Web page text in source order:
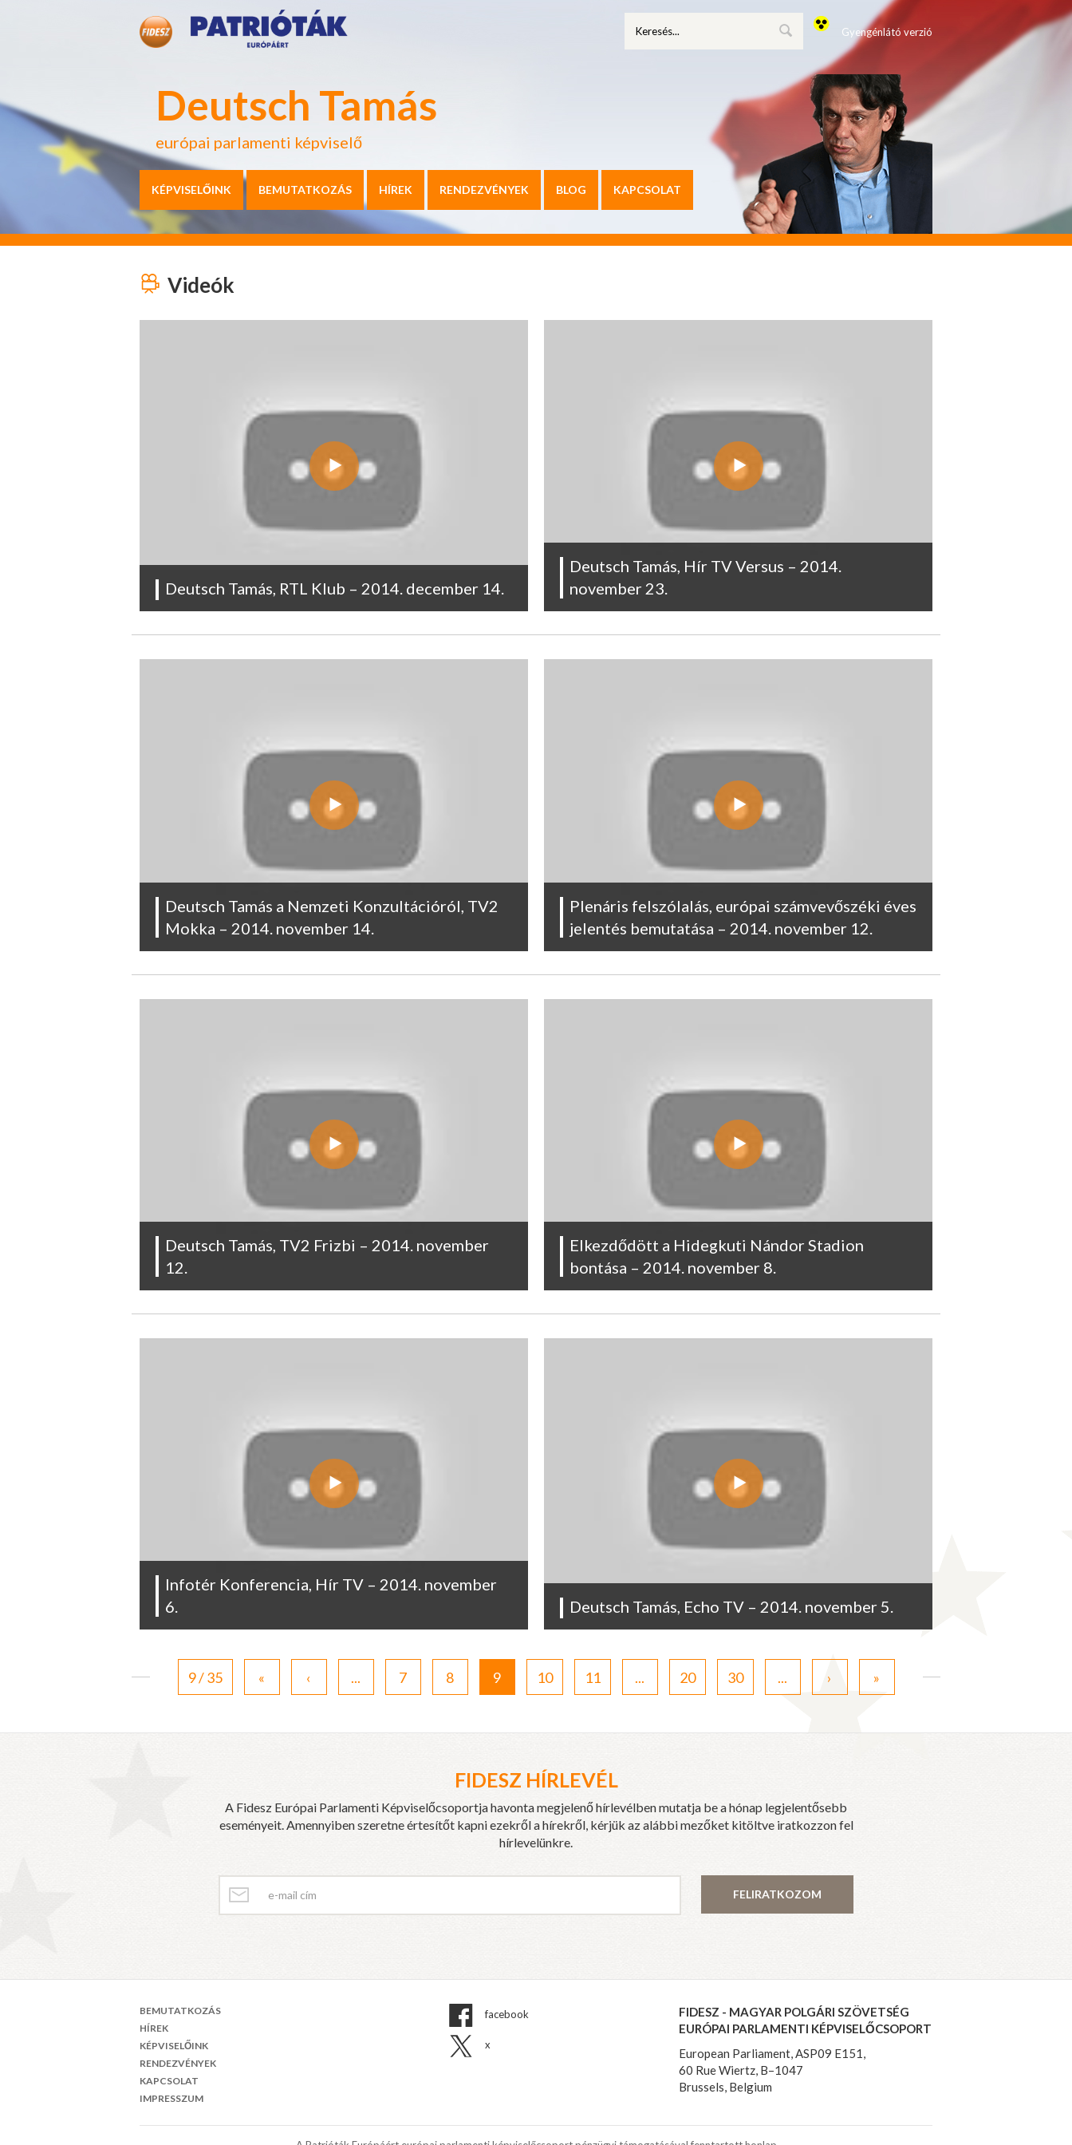
Deutsch Tamás
európai parlamenti képviselő
Gyengénlátó verzió
KÉPVISELŐINK BEMUTATKOZÁS HÍREK RENDEZVÉNYEK BLOG KAPCSOLAT
Videók
Deutsch Tamás, RTL Klub – 2014. december 14.
Deutsch Tamás, Hír TV Versus – 2014.
november 23.
Deutsch Tamás a Nemzeti Konzultációról, TV2
Mokka – 2014. november 14.
Plenáris felszólalás, európai számvevőszéki éves
jelentés bemutatása – 2014. november 12.
Deutsch Tamás, TV2 Frizbi – 2014. november
12.
Elkezdődött a Hidegkuti Nándor Stadion
bontása – 2014. november 8.
Infotér Konferencia, Hír TV – 2014. november
6.
Deutsch Tamás, Echo TV – 2014. november 5.
9 / 35 « ‹ ... 7 8 9 10 11 ... 20 30 ... › »
FIDESZ HÍRLEVÉL
A Fidesz Európai Parlamenti Képviselőcsoportja havonta megjelenő hírlevélben mutatja be a hónap legjelentősebb
eseményeit. Amennyiben szeretne értesítőt kapni ezekről a hírekről, kérjük az alábbi mezőket kitöltve iratkozzon fel
hírlevelünkre.
FELIRATKOZOM
BEMUTATKOZÁS
HÍREK
KÉPVISELŐINK
RENDEZVÉNYEK
KAPCSOLAT
IMPRESSZUM
facebook
x
FIDESZ - MAGYAR POLGÁRI SZÖVETSÉG
EURÓPAI PARLAMENTI KÉPVISELŐCSOPORT
European Parliament, ASP09 E151,
60 Rue Wiertz, B–1047
Brussels, Belgium